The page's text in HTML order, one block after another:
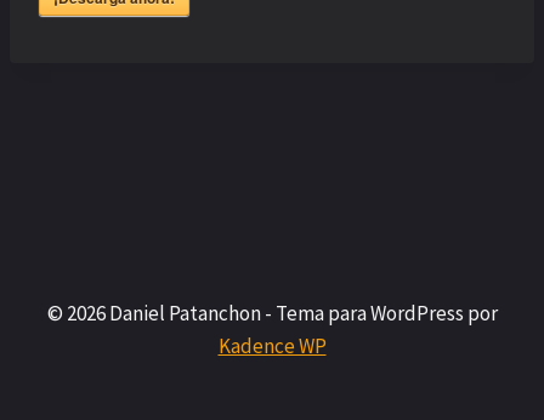
© 2026 Daniel Patanchon - Tema para WordPress por
Kadence WP